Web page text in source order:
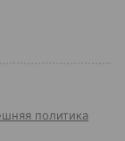
политика